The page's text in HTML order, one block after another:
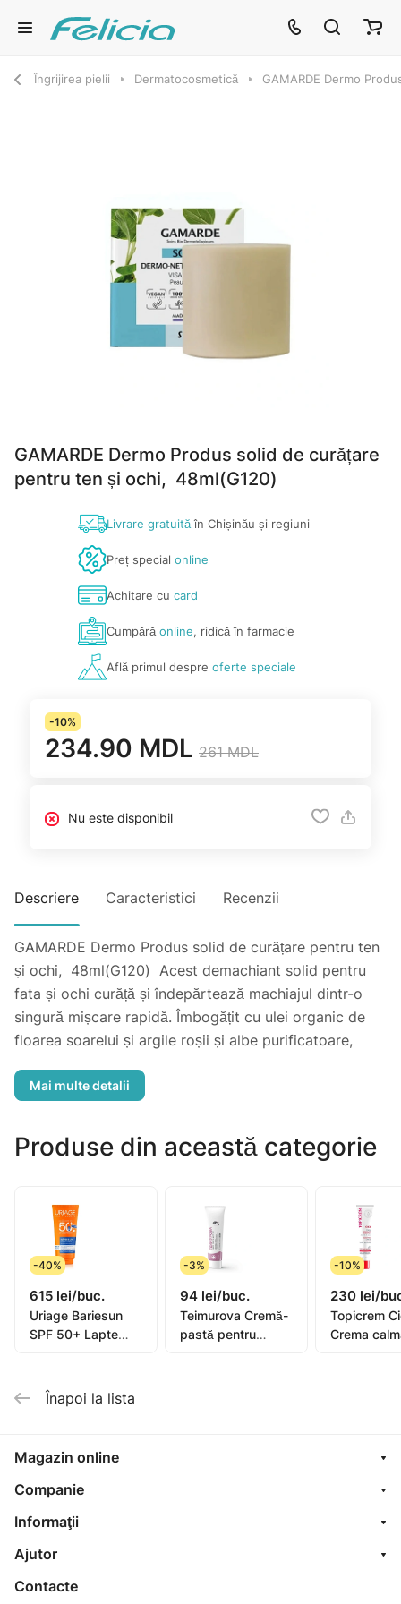
Îngrijirea pielii Dermatocosmetică GAMARDE Dermo
GAMARDE Dermo Produs solid de curățare
pentru ten și ochi, 48ml(G120)
Livrare gratuităîn Chișinău și regiuni
Preț special online
Achitare cu card
Cumpărăonline, ridică în farmacie
Află primul despre oferte speciale
-10%
234.90 MDL 261 MDL
Nu este disponibil
Descriere Caracteristici Recenzii
GAMARDE Dermo Produs solid de curățare pentru ten
și ochi, 48ml(G120) Acest demachiant solid pentru
fata și ochi curăță și îndepărtează machiajul dintr-o
singură mișcare rapidă. Îmbogățit cu ulei organic de
floarea soarelui și argile roșii și albe purificatoare,
cu pielea. Nu ustura ochii. 100% de origine naturala.
Ecologică.
Utilizare: Umeziți sapunul și masați ușor pe fața umedă
pielea sensibilă. A nu se pastra la temperaturi
peste 35°C. Producător: Gamarde, Franța.
Importator: "Rihpangalfarma" SRL, str. N.Milescu
Spătarul,36. mun Chișinău Tel:373 22 606 127.
Produse din această categorie
-40%
615 lei/buc.
Uriage Bariesun
SPF 50+ Lapte
-3%
94 lei/buc.
Teimurova Cremă-
pastă pentru
-10%
230 lei/
Topicrem
Crema
Înapoi la lista
Magazin online
Companie
Informaţii
Ajutor
Contacte